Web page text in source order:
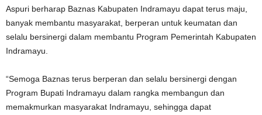
Aspuri berharap Baznas Kabupaten Indramayu dapat terus maju,
banyak membantu masyarakat, berperan untuk keumatan dan
selalu bersinergi dalam membantu Program Pemerintah Kabupaten
Indramayu.
“Semoga Baznas terus berperan dan selalu bersinergi dengan
Program Bupati Indramayu dalam rangka membangun dan
memakmurkan masyarakat Indramayu, sehingga dapat